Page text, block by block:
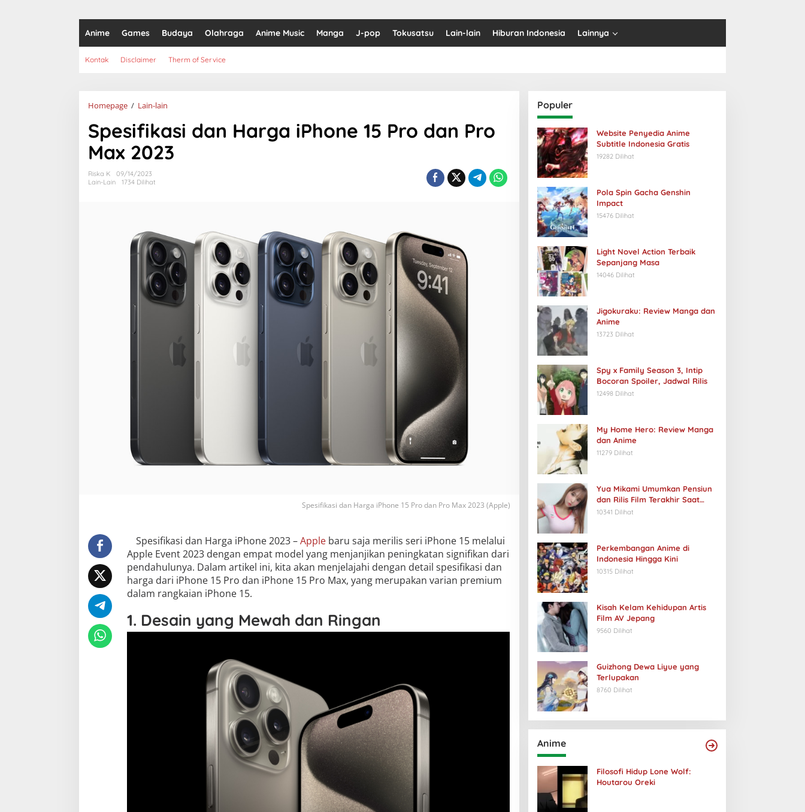
Anime Games Budaya Olahraga Anime Music Manga J-pop Tokusatsu Lain-lain Hiburan Indonesia Lainnya
Kontak Disclaimer Therm of Service
Homepage / Lain-lain
Harga
iPhone
15
Pro
Spesifikasi dan Harga iPhone 15 Pro dan Pro
Max 2023
Riska K
09/14/2023
Lain-Lain
1734 Dilihat
Spesifikasi dan Harga iPhone 15 Pro dan Pro Max 2023 (Apple)
Spesifikasi dan Harga iPhone 2023 –Applebaru saja merilis seri iPhone 15 melalui
Apple Event 2023 dengan empat model yang menjanjikan peningkatan signifikan dari
pendahulunya. Dalam artikel ini, kita akan menjelajahi dengan detail spesifikasi dan
harga dari iPhone 15 Pro dan iPhone 15 Pro Max, yang merupakan varian premium
dalam rangkaian iPhone 15.
1. Desain yang Mewah dan Ringan
Populer
Website Penyedia Anime
Subtitle Indonesia Gratis
19282 Dilihat
Pola Spin Gacha Genshin
Impact
15476 Dilihat
Light Novel Action Terbaik
Sepanjang Masa
14046 Dilihat
Jigokuraku: Review Manga dan
Anime
13723 Dilihat
Spy x Family Season 3, Intip
Bocoran Spoiler, Jadwal Rilis
12498 Dilihat
My Home Hero: Review Manga
dan Anime
11279 Dilihat
Yua Mikami Umumkan Pensiun
dan Rilis Film Terakhir Saat
Ulang Tahun
10341 Dilihat
Perkembangan Anime di
Indonesia Hingga Kini
10315 Dilihat
Kisah Kelam Kehidupan Artis
Film AV Jepang
9560 Dilihat
Guizhong Dewa Liyue yang
Terlupakan
8760 Dilihat
Anime
Filosofi Hidup Lone Wolf:
Houtarou Oreki